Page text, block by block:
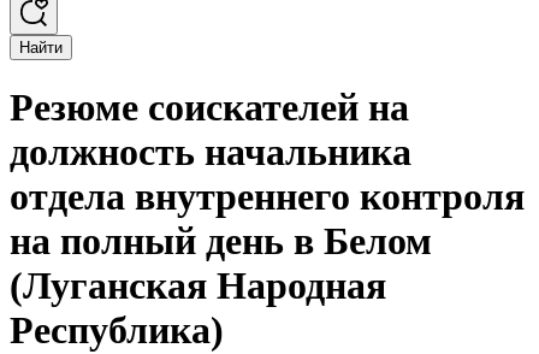
Найти
Резюме соискателей на
должность начальника
отдела внутреннего контроля
на полный день в Белом
(Луганская Народная
Республика)